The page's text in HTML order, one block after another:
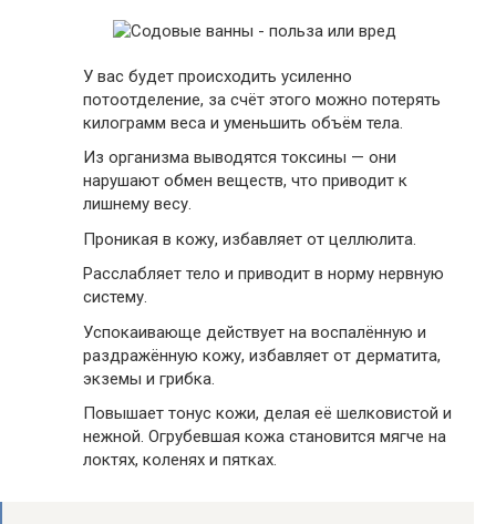
У вас будет происходить усиленно
потоотделение, за счёт этого можно потерять
килограмм веса и уменьшить объём тела.
Из организма выводятся токсины — они
нарушают обмен веществ, что приводит к
лишнему весу.
Проникая в кожу, избавляет от целлюлита.
Расслабляет тело и приводит в норму нервную
систему.
Успокаивающе действует на воспалённую и
раздражённую кожу, избавляет от дерматита,
экземы и грибка.
Повышает тонус кожи, делая её шелковистой и
нежной. Огрубевшая кожа становится мягче на
локтях, коленях и пятках.